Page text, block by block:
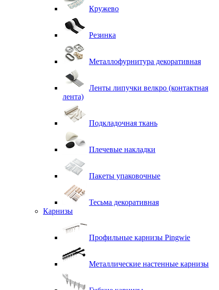
Кружево
Резинка
Металлофурнитура декоративная
Ленты липучки велкро (контактная
лента)
Подкладочная ткань
Плечевые накладки
Пакеты упаковочные
Тесьма декоративная
Карнизы
Профильные карнизы Pingwie
Металлические настенные карнизы